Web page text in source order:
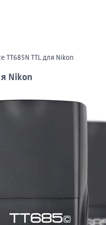
TT685N TTL для Nikon
Nikon